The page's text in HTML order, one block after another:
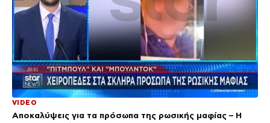
VIDEO
Αποκαλύψεις για τα πρόσωπα της ρωσικής μαφίας – Η